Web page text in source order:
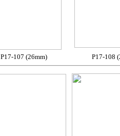
P17-107 (26mm) P17-108